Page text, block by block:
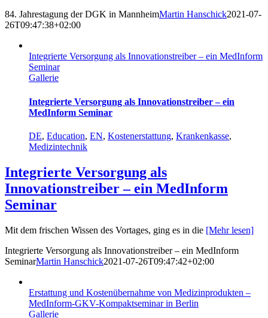
84. Jahrestagung der DGK in MannheimMartin Hanschick2021-07-
26T09:47:38+02:00
Integrierte Versorgung als Innovationstreiber – ein MedInform
Seminar
Gallerie
Integrierte Versorgung als Innovationstreiber – ein
MedInform Seminar
DE, Education, EN, Kostenerstattung, Krankenkasse,
Medizintechnik
Integrierte Versorgung als
Innovationstreiber – ein MedInform
Seminar
Mit dem frischen Wissen des Vortages, ging es in die [Mehr lesen]
Integrierte Versorgung als Innovationstreiber – ein MedInform
SeminarMartin Hanschick2021-07-26T09:47:42+02:00
Erstattung und Kostenübernahme von Medizinprodukten –
MedInform-GKV-Kompaktseminar in Berlin
Gallerie